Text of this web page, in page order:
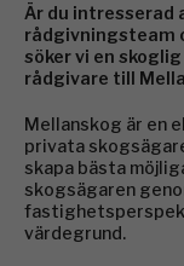
Är du intresserad
rådgivningsteam
söker vi en skoglig
rådgivare till
Mellanskog är en
privata
skapa bästa
skogsägaren
värdegrund.